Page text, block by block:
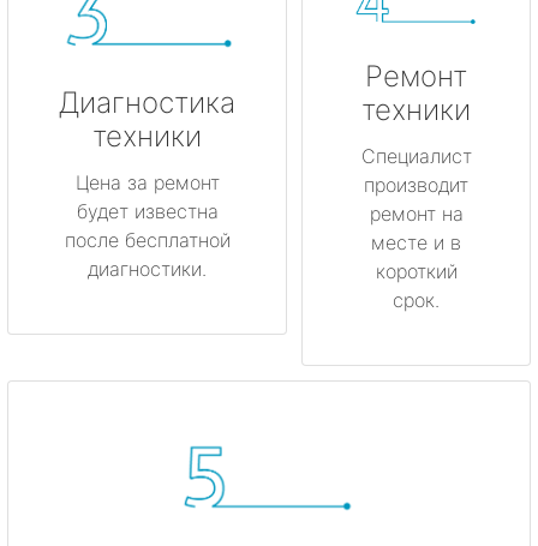
Диагностика
техники
Цена за ремонт
будет известна
после бесплатной
диагностики.
Ремонт
техники
Специалист
производит
ремонт на
месте и в
короткий
срок.